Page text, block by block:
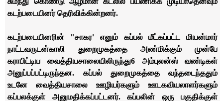
கடற்படையினர் தெரிவிக்கின்றனர்.
கடற்படையினரின் "சாகர' எனும் கப்பல் மீட்கப்பட்ட மியன்மார்
நாட்டவருடன்காலி துறைமுகத்தை அண்மிக்கும் முன்பே
கராபிட்டிய வைத்தியசாலையிலிருந்து6 அம்புலன்ஸ் வண்டிகள்
அனுப்பப்பட்டிருந்தன. கப்பல் துறைமுகத்தை வந்தடைந்ததும்
உடனே வைத்தியசாலை ஊழியர்களும் ஊடகவியலாளர்களும்
கப்பலக்குள் அனுமதிக்கப்பட்டனர். கப்பலின் ஒரு பகுதிக்குள்